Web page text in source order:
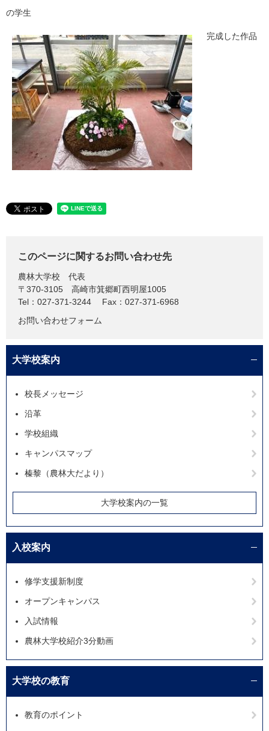
の学生
完成した作品
このページに関するお問い合わせ先
農林大学校
代表
〒370-3105
高崎市箕郷町西明屋1005
Tel：027-371-3244
Fax：027-371-6968
お問い合わせフォーム
大学校案内
校長メッセージ
沿革
学校組織
キャンパスマップ
榛黎（農林大だより）
大学校案内の一覧
入校案内
修学支援新制度
オープンキャンパス
入試情報
農林大学校紹介3分動画
大学校の教育
教育のポイント